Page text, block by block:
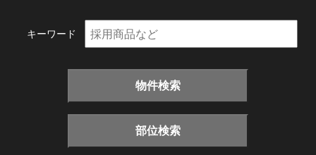
キーワード
物件検索
部位検索